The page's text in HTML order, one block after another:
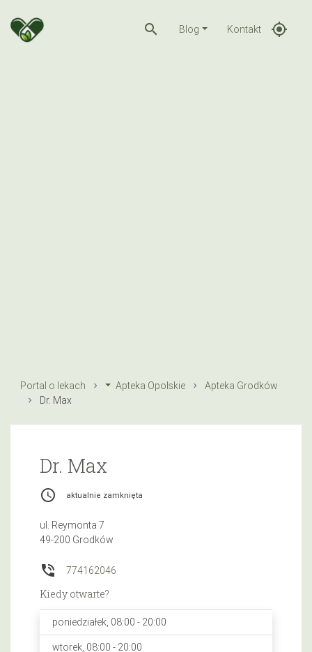
search Blog Kontakt gps_fixed
Portal o lekach Apteka Opolskie
Apteka Grodków
Dr. Max
Dr. Max
access_time aktualnie zamknięta
ul. Reymonta 7
49-200 Grodków
phone_in_talk 774162046
Kiedy otwarte?
poniedziałek, 08:00 - 20:00
wtorek, 08:00 - 20:00